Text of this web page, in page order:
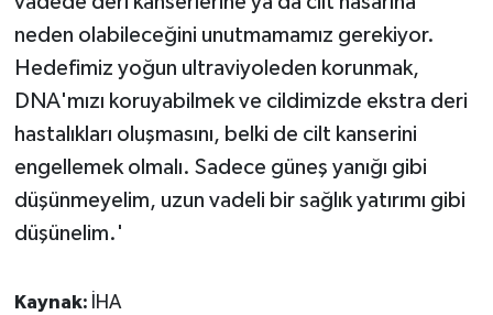
neden olabileceğini unutmamamız gerekiyor.
Hedefimiz yoğun ultraviyoleden korunmak,
DNA'mızı koruyabilmek ve cildimizde ekstra deri
hastalıkları oluşmasını, belki de cilt kanserini
engellemek olmalı. Sadece güneş yanığı gibi
düşünmeyelim, uzun vadeli bir sağlık yatırımı gibi
düşünelim.'
Kaynak: İHA